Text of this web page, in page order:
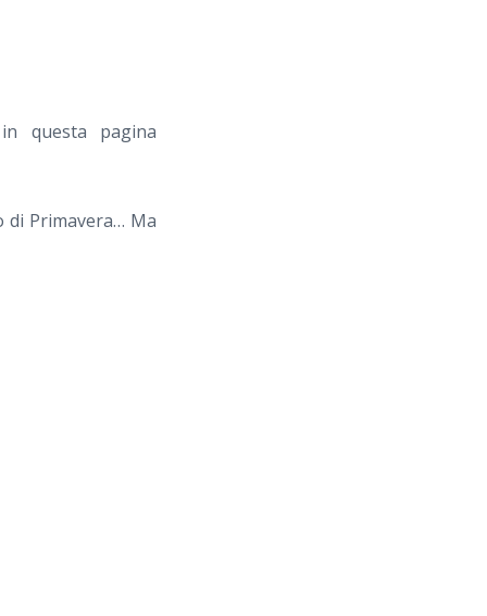
questa pagina
di Primavera… Ma